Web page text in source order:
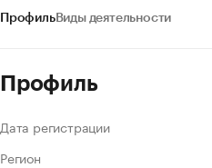
ПрофильВиды деятельности
Профиль
Дата регистрации
Регион